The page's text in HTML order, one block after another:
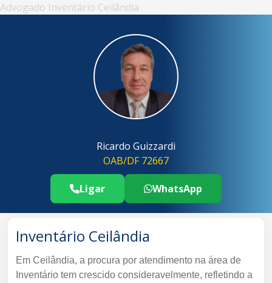
Advogado Inventário Ceilândia
Ricardo Guizzardi
OAB/DF 72667
Telefone Advogado Inventário
Ligar ..
WhatsApp
Inventário Ceilândia
Em Ceilândia, a procura por atendimento na área de
Inventário tem crescido consideravelmente, refletindo a